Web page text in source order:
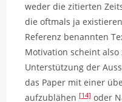
weder die zitierten
die oftmals ja
Referenz benannten
Motivation scheint also
Unterstützung der
das Paper mit einer
aufzublähen[14]oder